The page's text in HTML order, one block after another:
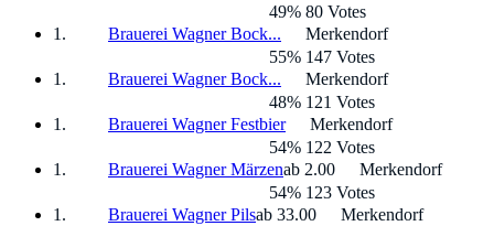
49% 80 Votes
Brauerei Wagner Bock...
Merkendorf
55% 147 Votes
Brauerei Wagner Bock...
Merkendorf
48% 121 Votes
Brauerei Wagner Festbier
Merkendorf
54% 122 Votes
Brauerei Wagner Märzenab 2.00
Merkendorf
54% 123 Votes
Brauerei Wagner Pilsab 33.00
Merkendorf